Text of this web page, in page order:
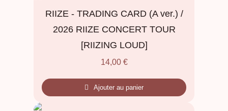
RIIZE - TRADING CARD (A ver.) /
2026 RIIZE CONCERT TOUR
[RIIZING LOUD]
14,00 €
Ajouter au panier